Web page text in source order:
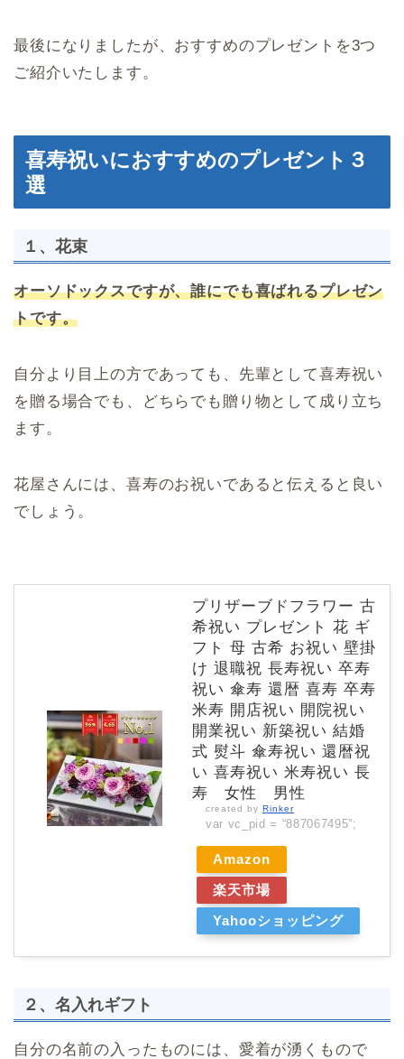
最後になりましたが、おすすめのプレゼントを3つ
ご紹介いたします。
喜寿祝いにおすすめのプレゼント３
選
１、花束
オーソドックスですが、誰にでも喜ばれるプレゼン
トです。
自分より目上の方であっても、先輩として喜寿祝い
を贈る場合でも、どちらでも贈り物として成り立ち
ます。
花屋さんには、喜寿のお祝いであると伝えると良い
でしょう。
プリザーブドフラワー 古
希祝い プレゼント 花 ギ
フト 母 古希 お祝い 壁掛
け 退職祝 長寿祝い 卒寿
祝い 傘寿 還暦 喜寿 卒寿
米寿 開店祝い 開院祝い
開業祝い 新築祝い 結婚
式 熨斗 傘寿祝い 還暦祝
い 喜寿祝い 米寿祝い 長
寿 女性 男性
created by Rinker
var vc_pid = “887067495”;
Amazon
楽天市場
Yahooショッピング
２、名入れギフト
自分の名前の入ったものには、愛着が湧くもので